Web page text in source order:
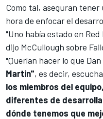
Como tal, aseguran tener
hora de enfocar el
"Uno había estado en
dijo McCullough sobre
"Querían hacer lo que Dan
Martin", es decir,
los miembros del
diferentes de
dónde tenemos que